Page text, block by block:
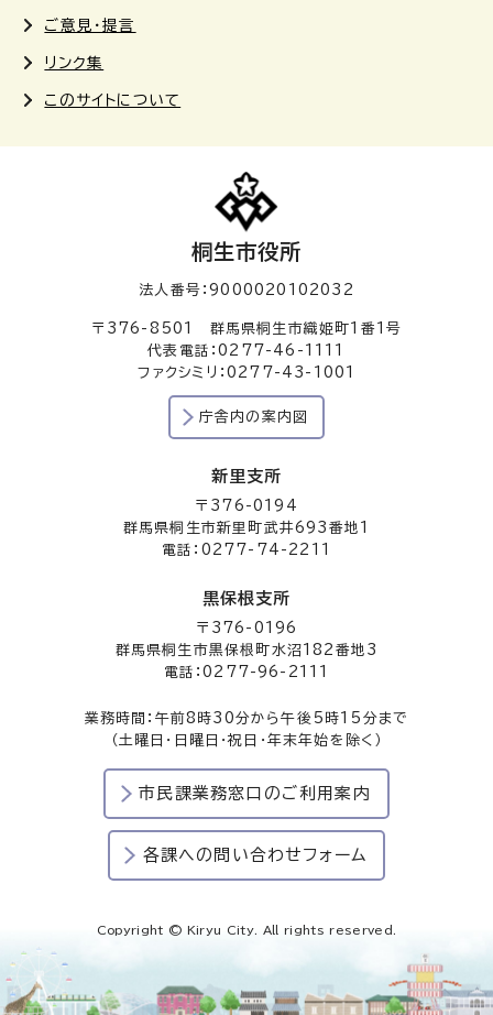
ご意見・提言
リンク集
このサイトについて
桐生市役所
法人番号：9000020102032
〒376-8501 群馬県桐生市織姫町1番1号
代表電話：0277-46-1111
ファクシミリ：0277-43-1001
庁舎内の案内図
新里支所
〒376-0194
群馬県桐生市新里町武井693番地1
電話：0277-74-2211
黒保根支所
〒376-0196
群馬県桐生市黒保根町水沼182番地3
電話：0277-96-2111
業務時間：午前8時30分から午後5時15分まで
（土曜日・日曜日・祝日・年末年始を除く）
市民課業務窓口のご利用案内
各課への問い合わせフォーム
Copyright © Kiryu City. All rights reserved.